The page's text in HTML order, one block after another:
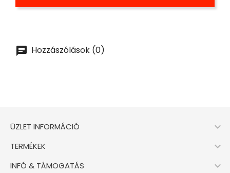
Hozzászólások (0)
ÜZLET INFORMÁCIÓ 
TERMÉKEK 
INFÓ & TÁMOGATÁS 